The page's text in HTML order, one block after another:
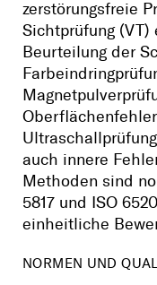
zerstörungsfreie
Sichtprüfung
Beurteilung der
auch innere
Methoden sind
5817 und ISO
einheitliche
NORMEN UND